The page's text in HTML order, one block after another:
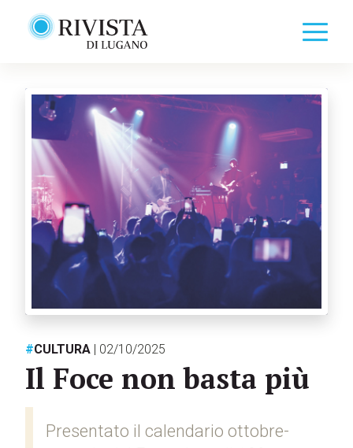
#CULTURA | 02/10/2025
Il Foce non basta più
Presentato il calendario ottobre-